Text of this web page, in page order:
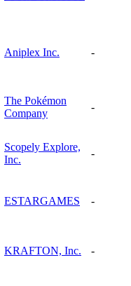
Aniplex Inc. -
The Pokémon
Company
-
Scopely Explore,
Inc.
-
ESTARGAMES -
KRAFTON, Inc. -